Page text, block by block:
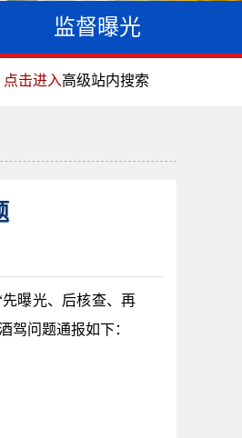
监督曝光
点击进入高级站内搜索
曝光、后核查、再
驾问题通报如下：